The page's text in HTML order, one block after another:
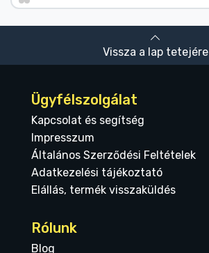
Vissza a lap tetejére
Ügyfélszolgálat
Kapcsolat és segítség
Impresszum
Általános Szerződési Feltételek
Adatkezelési tájékoztató
Elállás, termék visszaküldés
Rólunk
Blog